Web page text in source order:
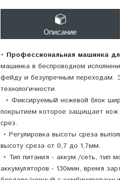
Описание
• Профессиональная машинка
машинка в беспроводном
фейду и безупречным переходам.
технологичности.
• Фиксируемый ножевой блок
покрытием которое защищает нож
срез.
• Регулировка высоты среза
высоту среза от 0,7 до 1,7мм.
• Тип питания - аккум./сеть, тип
аккумуляторов - 130мин, время